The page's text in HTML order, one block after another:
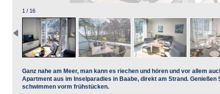
1 / 16
Ganz nahe am Meer, man kann es riechen und hören und vor allem
Apartment aus im Inselparadies in Baabe, direkt am Strand. Genießen
schwimmen vorm frühstücken.